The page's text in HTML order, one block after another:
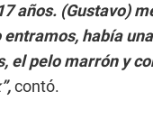
años. (Gustavo)
entramos, había
el pelo marrón y
contó.